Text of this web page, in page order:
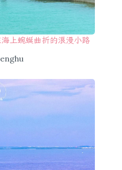
上蜿蜒曲折的浪漫小路